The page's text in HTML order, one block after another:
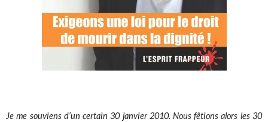
Je me souviens d’un certain 30 janvier 2010. Nous fêtions alors les 30